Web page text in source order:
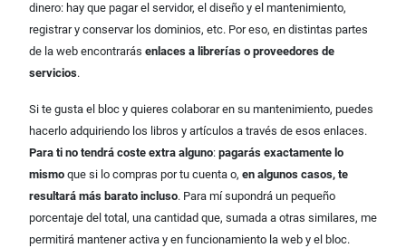
dinero: hay que pagar el servidor, el diseño y el mantenimiento,
registrar y conservar los dominios, etc. Por eso, en distintas partes
de la web encontrarás enlaces a librerías o proveedores de
servicios.
Si te gusta el bloc y quieres colaborar en su mantenimiento, puedes
hacerlo adquiriendo los libros y artículos a través de esos enlaces.
Para ti no tendrá coste extra alguno: pagarás exactamente lo
mismo que si lo compras por tu cuenta o, en algunos casos, te
resultará más barato incluso. Para mí supondrá un pequeño
porcentaje del total, una cantidad que, sumada a otras similares, me
permitirá mantener activa y en funcionamiento la web y el bloc.